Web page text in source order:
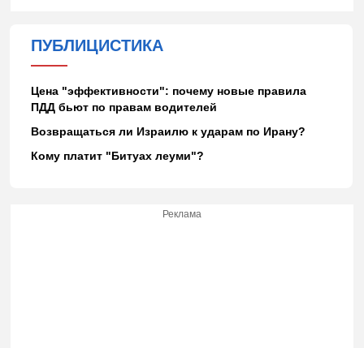
ПУБЛИЦИСТИКА
Цена "эффективности": почему новые правила
ПДД бьют по правам водителей
Возвращаться ли Израилю к ударам по Ирану?
Кому платит "Битуах леуми"?
Реклама